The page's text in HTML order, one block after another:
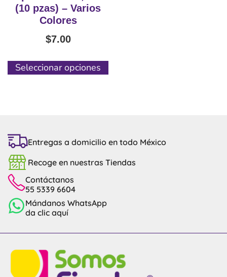
(10 pzas) – Varios
Colores
$7.00
Seleccionar opciones
Entregas a domicilio en todo México
Recoge en nuestras Tiendas
Contáctanos
55 5339 6604
Mándanos WhatsApp
da clic aquí